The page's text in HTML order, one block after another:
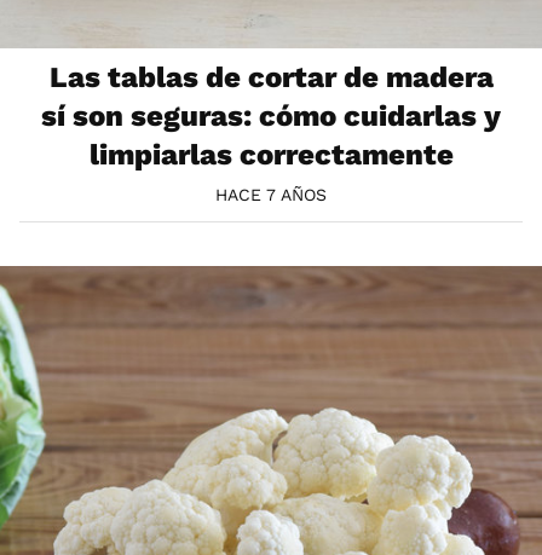
Las tablas de cortar de madera
sí son seguras: cómo cuidarlas y
limpiarlas correctamente
HACE 7 AÑOS